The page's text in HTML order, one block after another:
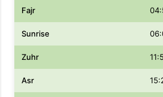
Fajr
Sunrise
Zuhr
Asr